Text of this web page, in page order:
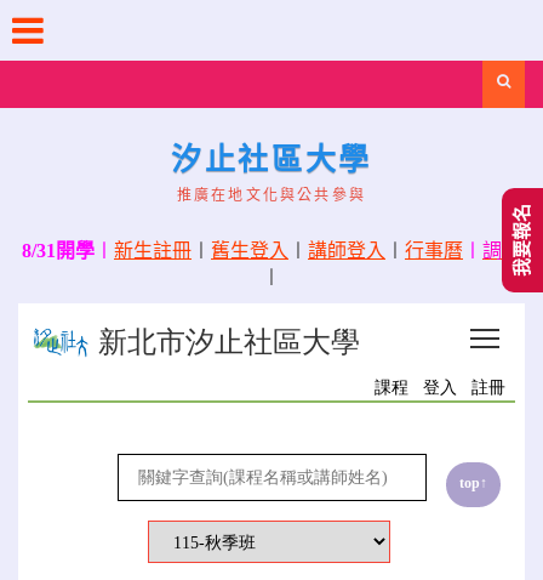
content
汐止社區大學
推廣在地文化與公共參與
8/31開學 新生註冊 舊生登入 講師登入 行事曆
調課我要報名